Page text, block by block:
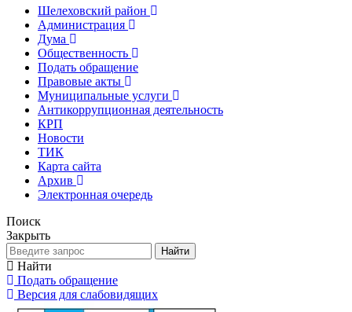
Шелеховский район
Администрация
Дума
Общественность
Подать обращение
Правовые акты
Муниципальные услуги
Антикоррупционная деятельность
КРП
Новости
ТИК
Карта сайта
Архив
Электронная очередь
Поиск
Закрыть
Найти
Найти
Подать обращение
Версия для слабовидящих